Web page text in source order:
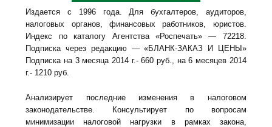
Издается с 1996 года. Для бухгалтеров, аудиторов,
налоговых органов, финансовых работников, юристов.
Индекс по каталогу Агентства «Роспечать» — 72218.
Подписка через редакцию — «БЛАНК-ЗАКАЗ И ЦЕНЫ»
Подписка на 3 месяца 2014 г.- 660 руб., на 6 месяцев 2014
г.- 1210 руб.
Анализирует последние изменения в налоговом
законодательстве. Консультирует по вопросам
минимизации налоговой нагрузки в рамках закона,